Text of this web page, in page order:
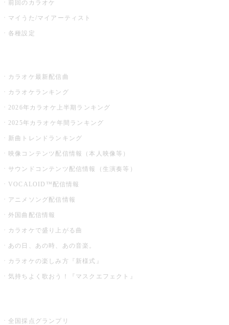
前回のカラオケ
マイうた/マイアーティスト
各種設定
カラオケ最新配信曲
カラオケランキング
2026年カラオケ上半期ランキング
2025年カラオケ年間ランキング
新曲トレンドランキング
映像コンテンツ配信情報（本人映像等）
サウンドコンテンツ配信情報（生演奏等）
VOCALOID™配信情報
アニメソング配信情報
外国曲配信情報
カラオケで盛り上がる曲
あの日、あの時、あの音楽。
カラオケの楽しみ方『新様式』
気持ちよく歌おう！『マスクエフェクト』
全国採点グランプリ